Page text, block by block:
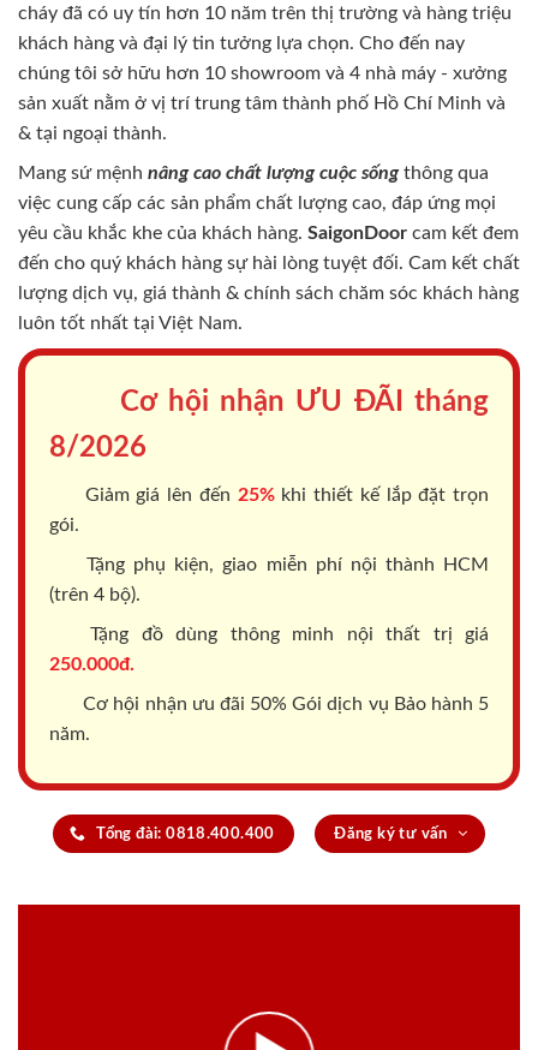
cháy đã có uy tín hơn 10 năm trên thị trường và hàng triệu
khách hàng và đại lý tin tưởng lựa chọn. Cho đến nay
chúng tôi sở hữu hơn 10 showroom và 4 nhà máy - xưởng
sản xuất nằm ở vị trí trung tâm thành phố Hồ Chí Minh và
& tại ngoại thành.
Mang sứ mệnh nâng cao chất lượng cuộc sốngthông qua
việc cung cấp các sản phẩm chất lượng cao, đáp ứng mọi
yêu cầu khắc khe của khách hàng. SaigonDoor cam kết đem
đến cho quý khách hàng sự hài lòng tuyệt đối. Cam kết chất
lượng dịch vụ, giá thành & chính sách chăm sóc khách hàng
luôn tốt nhất tại Việt Nam.
Cơ hội nhận ƯU ĐÃI tháng
8/2026
Giảm giá lên đến 25%khi thiết kế lắp đặt trọn
gói.
Tặng phụ kiện, giao miễn phí nội thành HCM
(trên 4 bộ).
Tặng đồ dùng thông minh nội thất trị giá
250.000đ.
Cơ hội nhận ưu đãi 50% Gói dịch vụ Bảo hành 5
năm.
Tổng đài: 0818.400.400 Đăng ký tư vấn